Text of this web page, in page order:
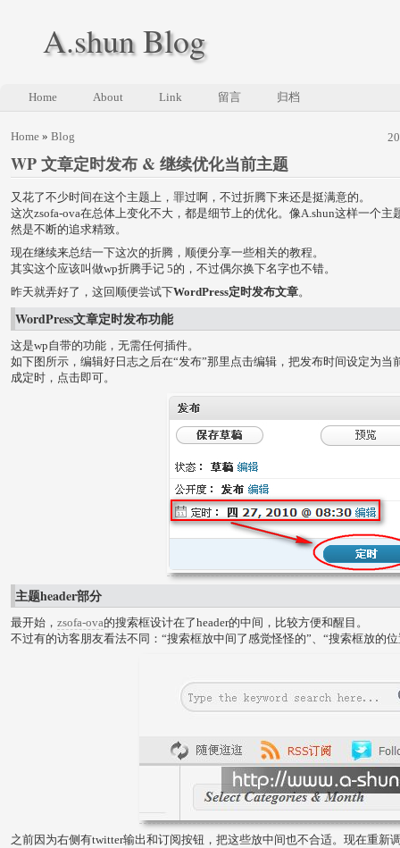
A.shun Blog
Home About Link 留言 归档
Home » Blog
WP 文章定时发布 & 继续优化当前主题
又花了不少时间在这个主题上，罪过啊，不过折腾下来还是挺满意的。
这次zsofa-ova在总体上变化不大，都是细节上的优化。像A.shun这样一个主
然是不断的追求精致。
现在继续来总结一下这次的折腾，顺便分享一些相关的教程。
其实这个应该叫做wp折腾手记 5的，不过偶尔换下名字也不错。
昨天就弄好了，这回顺便尝试下WordPress定时发布文章。
WordPress文章定时发布功能
这是wp自带的功能，无需任何插件。
如下图所示，编辑好日志之后在“发布”那里点击编辑，把发布时间设定为当
成定时，点击即可。
主题header部分
最开始， zsofa-ova的搜索框设计在了header的中间，比较方便和醒目。
不过有的访客朋友看法不同：“搜索框放中间了感觉怪怪的”、“搜索框放的
之前因为右侧有twitter输出和订阅按钮，把这些放中间也不合适。现在重新